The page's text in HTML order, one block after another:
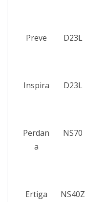
Preve
D23L
Inspira
D23L
Perdan
a
NS70
Ertiga
NS40Z